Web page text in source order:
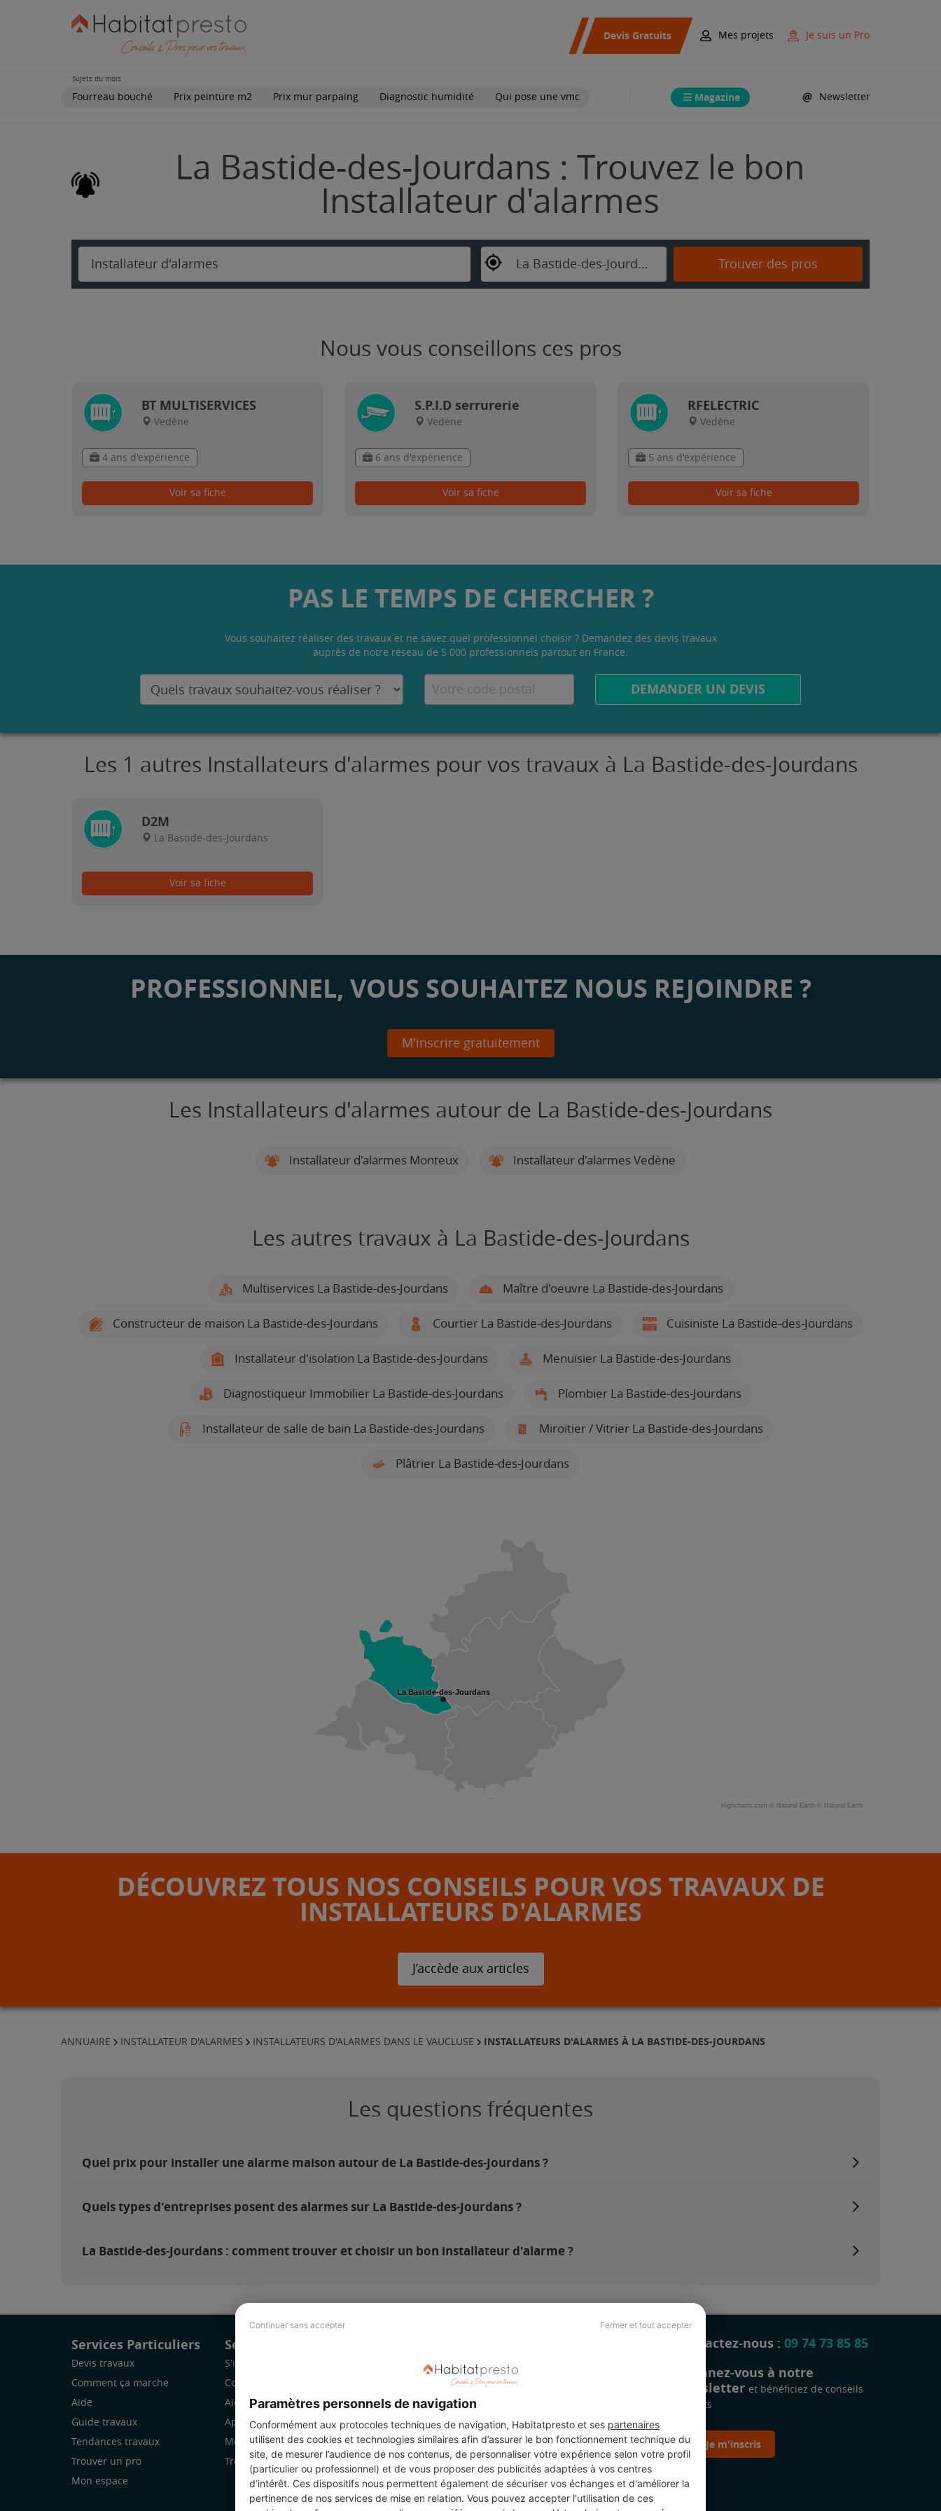
Continuer sans accepter Fermer et tout accepter
Paramètres personnels de navigation
Conformément aux protocoles techniques de navigation, Habitatpresto et ses partenaires
utilisent des cookies et technologies similaires afin d’assurer le bon fonctionnement technique du
site, de mesurer l’audience de nos contenus, de personnaliser votre expérience selon votre profil
(particulier ou professionnel) et de vous proposer des publicités adaptées à vos centres
d’intérêt. Ces dispositifs nous permettent également de sécuriser vos échanges et d'améliorer la
pertinence de nos services de mise en relation. Vous pouvez accepter l'utilisation de ces
Devis Gratuits Mes projets Je suis un Pro
Sujets du mois
Fourreau bouché Prix peinture m2 Prix mur parpaing Diagnostic humidité Qui pose une vmc Magazine Newsletter
La Bastide-des-Jourdans : Trouvez le bon
Installateur d'alarmes
Installateur d'alarmes La Bastide-des-Jourdans Trouver des pros
Nous vous conseillons ces pros
BT MULTISERVICES
Vedène
4 ans d'expérience
Voir sa fiche
S.P.I.D serrurerie
Vedène
6 ans d'expérience
Voir sa fiche
RFELECTRIC
Vedène
5 ans d'expérience
Voir sa fiche
PAS LE TEMPS DE CHERCHER ?
Vous souhaitez réaliser des travaux et ne savez quel professionnel choisir ? Demandez des devis travaux
auprès de notre réseau de 5 000 professionnels partout en France.
DEMANDER UN DEVIS
Les 1 autres Installateurs d'alarmes pour vos travaux à La Bastide-des-Jourdans
D2M
La Bastide-des-Jourdans
Voir sa fiche
PROFESSIONNEL, VOUS SOUHAITEZ NOUS REJOINDRE ?
M'inscrire gratuitement
Les Installateurs d'alarmes autour de La Bastide-des-Jourdans
Installateur d'alarmes Monteux Installateur d'alarmes Vedène
Les autres travaux à La Bastide-des-Jourdans
Multiservices La Bastide-des-Jourdans Maître d'oeuvre La Bastide-des-Jourdans
Constructeur de maison La Bastide-des-Jourdans Courtier La Bastide-des-Jourdans Cuisiniste La Bastide-des-Jourdans
Installateur d'isolation La Bastide-des-Jourdans Menuisier La Bastide-des-Jourdans
Diagnostiqueur Immobilier La Bastide-des-Jourdans Plombier La Bastide-des-Jourdans
Installateur de salle de bain La Bastide-des-Jourdans Miroitier / Vitrier La Bastide-des-Jourdans
Plâtrier La Bastide-des-Jourdans
La Bastide-des-Jourdans
Highcharts.com © Natural Earth © Natural Earth
DÉCOUVREZ TOUS NOS CONSEILS POUR VOS TRAVAUX DE
INSTALLATEURS D'ALARMES
J’accède aux articles
ANNUAIRE INSTALLATEUR D'ALARMES INSTALLATEURS D'ALARMES DANS LE VAUCLUSE INSTALLATEURS D'ALARMES À LA BASTIDE-DES-JOURDANS
Les questions fréquentes
Quel prix pour installer une alarme maison autour de La Bastide-des-Jourdans ?
Quels types d'entreprises posent des alarmes sur La Bastide-des-Jourdans ?
La Bastide-des-Jourdans : comment trouver et choisir un bon installateur d'alarme ?
Services Particuliers
Devis travaux
Comment ça marche
Aide
Guide travaux
Tendances travaux
Trouver un pro
Mon espace
Services Pro
S'inscrire
Comment ça marche
Aide
Application Mobile
Mon espace
Trouver des chantiers
Revue de presse
Légal
Charte cookies
Contactez-nous : 09 74 73 85 85
Abonnez-vous à notre
newsletter et bénéficiez de conseils
gratuits
Je m'inscris